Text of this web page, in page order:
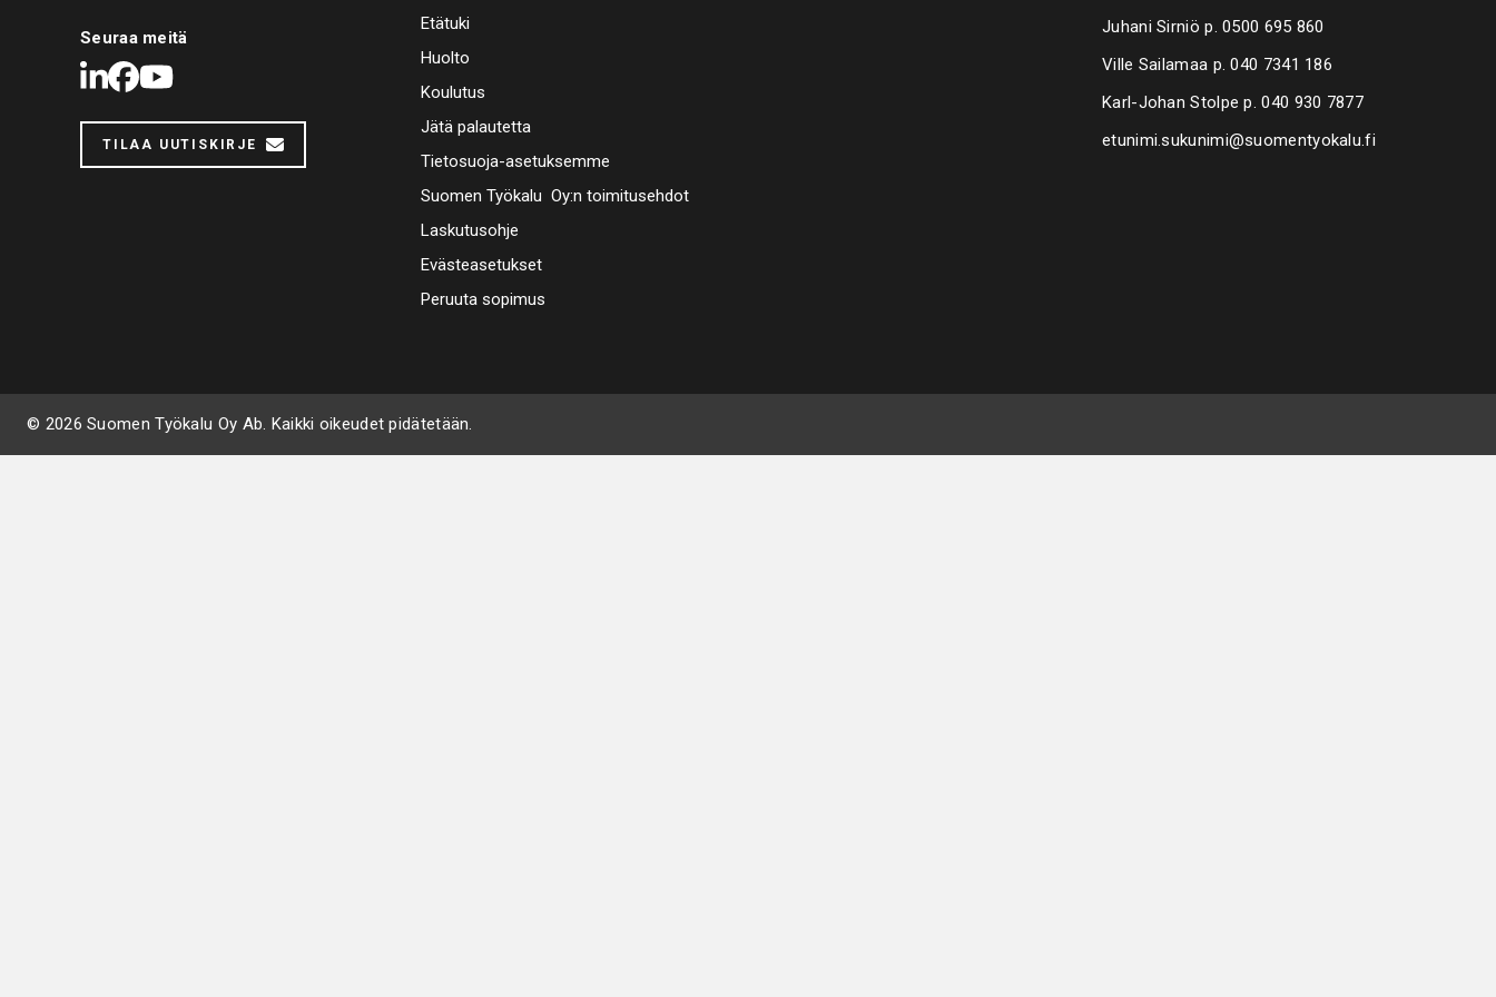
Seuraa meitä
LinkedIn
Facebook
Youtube
TILAA UUTISKIRJE
Etätuki
Huolto
Koulutus
Jätä palautetta
Tietosuoja-asetuksemme
Suomen Työkalu Oy:n toimitusehdot
Laskutusohje
Evästeasetukset
Peruuta sopimus
Juhani Sirniö p.0500 695 860
Ville Sailamaa p.040 7341 186
Karl-Johan Stolpe p.040 930 7877
etunimi.sukunimi@suomentyokalu.fi
© 2026 Suomen Työkalu Oy Ab. Kaikki oikeudet pidätetään.